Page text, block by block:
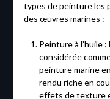
types de peinture les
des œuvres marines :
Peinture à l’huile
considérée
peinture marine
rendu riche en
effets de texture